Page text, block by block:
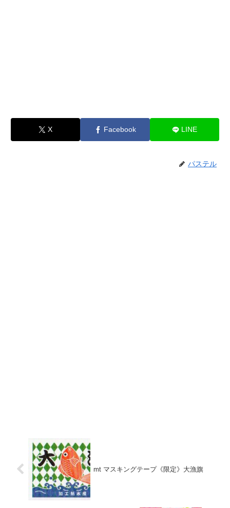
X Facebook LINE
パステル
mt マスキングテープ《限定》大漁旗